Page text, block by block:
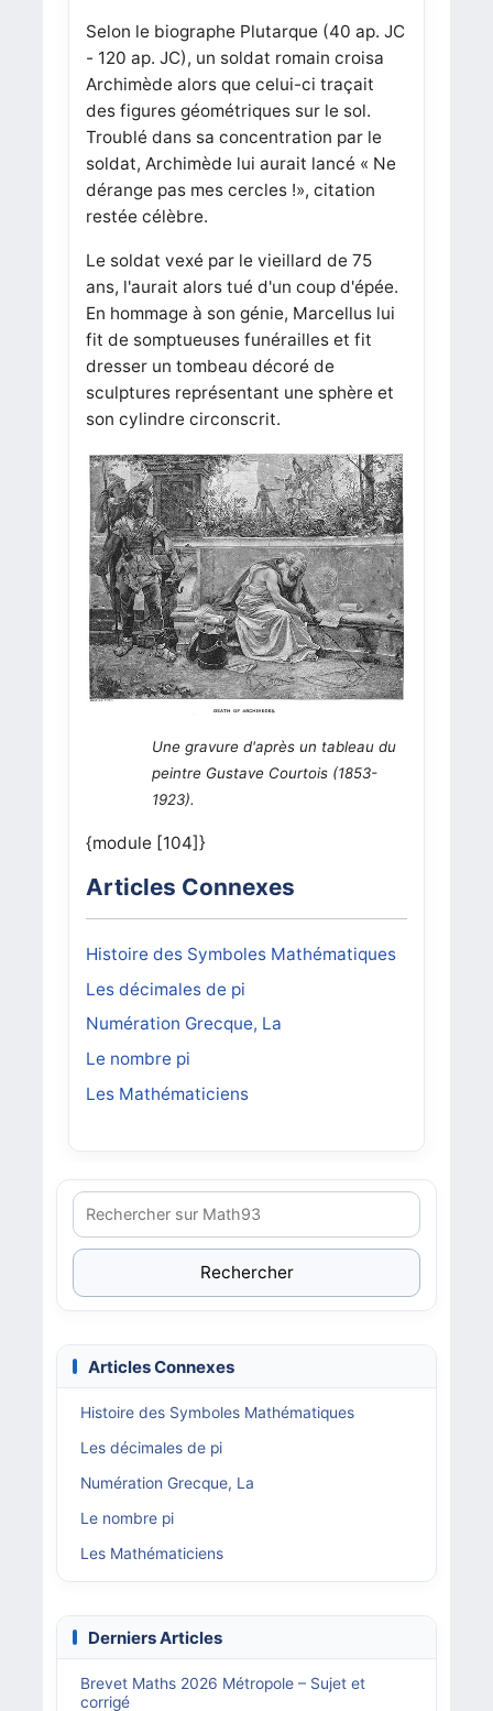
Selon le biographe Plutarque (40 ap. JC
- 120 ap. JC), un soldat romain croisa
Archimède alors que celui-ci traçait
des figures géométriques sur le sol.
Troublé dans sa concentration par le
soldat, Archimède lui aurait lancé « Ne
dérange pas mes cercles !», citation
restée célèbre.
Le soldat vexé par le vieillard de 75
ans, l'aurait alors tué d'un coup d'épée.
En hommage à son génie, Marcellus lui
fit de somptueuses funérailles et fit
dresser un tombeau décoré de
sculptures représentant une sphère et
son cylindre circonscrit.
Une gravure d'après un tableau du
peintre Gustave Courtois (1853-
1923).
{module [104]}
Articles Connexes
Histoire des Symboles Mathématiques
Les décimales de pi
Numération Grecque, La
Le nombre pi
Les Mathématiciens
Rechercher
Articles Connexes
Histoire des Symboles Mathématiques
Les décimales de pi
Numération Grecque, La
Le nombre pi
Les Mathématiciens
Derniers Articles
Brevet Maths 2026 Métropole – Sujet et
corrigé